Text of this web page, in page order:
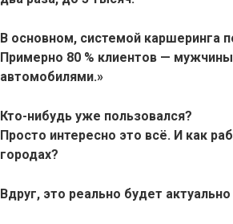
В основном, системой каршеринга
Примерно 80 % клиентов —
автомобилями.»
Кто-нибудь уже пользовался?
Просто интересно это всё. И как
городах?
Вдруг, это реально будет